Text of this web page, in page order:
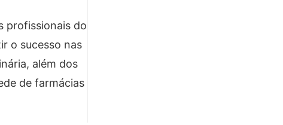
profissionais do
o sucesso nas
além dos
de farmácias